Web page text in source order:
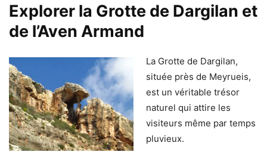
Explorer la Grotte de Dargilan et
de l’Aven Armand
La Grotte de Dargilan,
située près de Meyrueis,
est un véritable trésor
naturel qui attire les
visiteurs même par temps
pluvieux.